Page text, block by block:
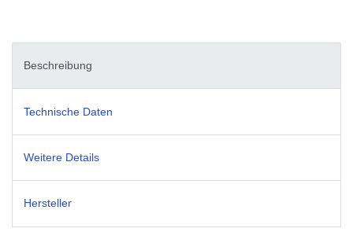
Beschreibung
Technische Daten
Weitere Details
Hersteller